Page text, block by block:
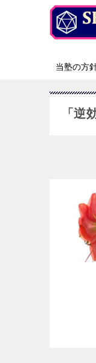
当塾の方
「逆